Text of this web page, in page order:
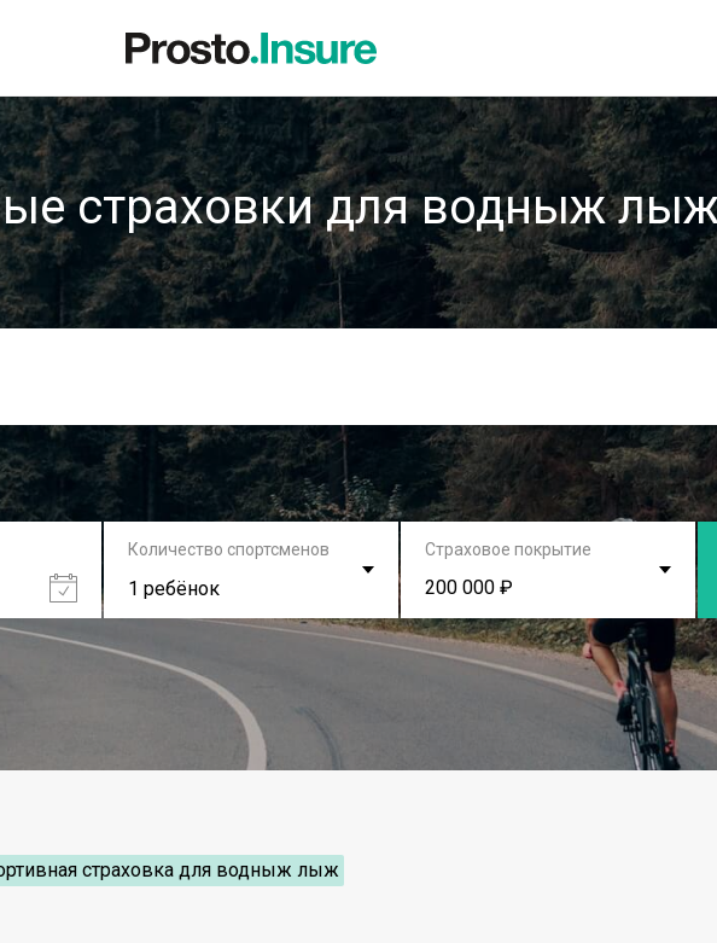
страховки для водныж
Количество спортсменов
1 ребёнок
Страховое покрытие
200 000 ₽
страховка для водныж лыж